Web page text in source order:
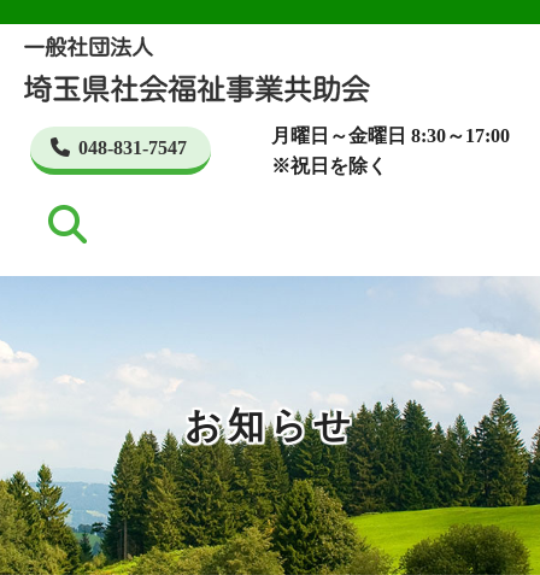
048-831-7547
月曜日～金曜日 8:30～17:00
※祝日を除く
お知らせ